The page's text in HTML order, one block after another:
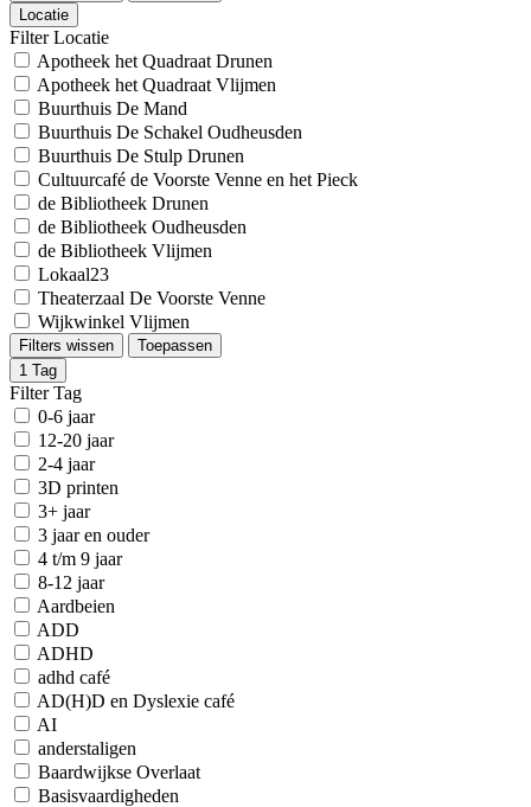
Locatie
Filter Locatie
Apotheek het Quadraat Drunen
Apotheek het Quadraat Vlijmen
Buurthuis De Mand
Buurthuis De Schakel Oudheusden
Buurthuis De Stulp Drunen
Cultuurcafé de Voorste Venne en het Pieck
de Bibliotheek Drunen
de Bibliotheek Oudheusden
de Bibliotheek Vlijmen
Lokaal23
Theaterzaal De Voorste Venne
Wijkwinkel Vlijmen
Filters wissen
Toepassen
1 Tag
Filter Tag
0-6 jaar
12-20 jaar
2-4 jaar
3D printen
3+ jaar
3 jaar en ouder
4 t/m 9 jaar
8-12 jaar
Aardbeien
ADD
ADHD
adhd café
AD(H)D en Dyslexie café
AI
anderstaligen
Baardwijkse Overlaat
Basisvaardigheden